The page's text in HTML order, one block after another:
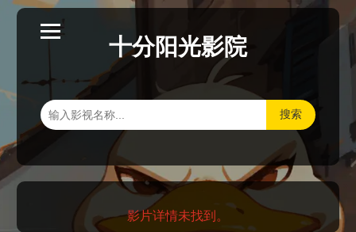
十分阳光影院
搜索
影片详情未找到。